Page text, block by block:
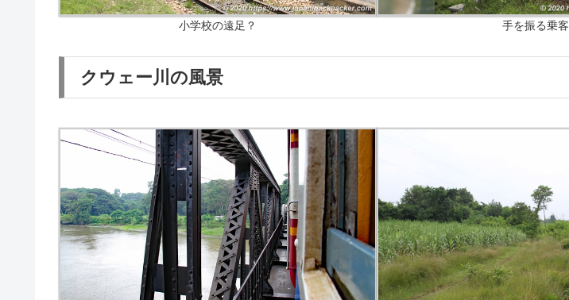
小学校の遠足？ 手を振る乗客
クウェー川の風景